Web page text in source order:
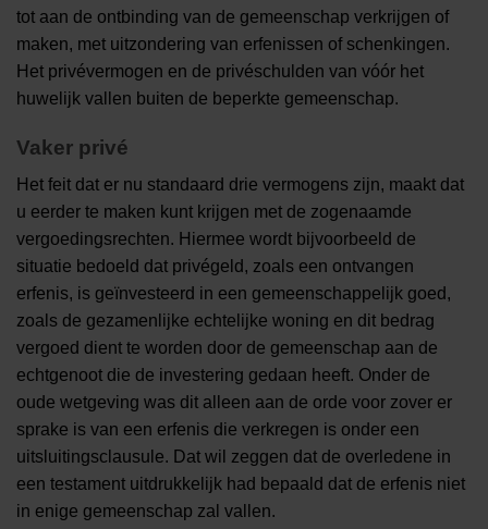
tot aan de ontbinding van de gemeenschap verkrijgen of
maken, met uitzondering van erfenissen of schenkingen.
Het privévermogen en de privéschulden van vóór het
huwelijk vallen buiten de beperkte gemeenschap.
Vaker privé
Het feit dat er nu standaard drie vermogens zijn, maakt dat
u eerder te maken kunt krijgen met de zogenaamde
vergoedingsrechten. Hiermee wordt bijvoorbeeld de
situatie bedoeld dat privégeld, zoals een ontvangen
erfenis, is geïnvesteerd in een gemeenschappelijk goed,
zoals de gezamenlijke echtelijke woning en dit bedrag
vergoed dient te worden door de gemeenschap aan de
echtgenoot die de investering gedaan heeft. Onder de
oude wetgeving was dit alleen aan de orde voor zover er
sprake is van een erfenis die verkregen is onder een
uitsluitingsclausule. Dat wil zeggen dat de overledene in
een testament uitdrukkelijk had bepaald dat de erfenis niet
in enige gemeenschap zal vallen.